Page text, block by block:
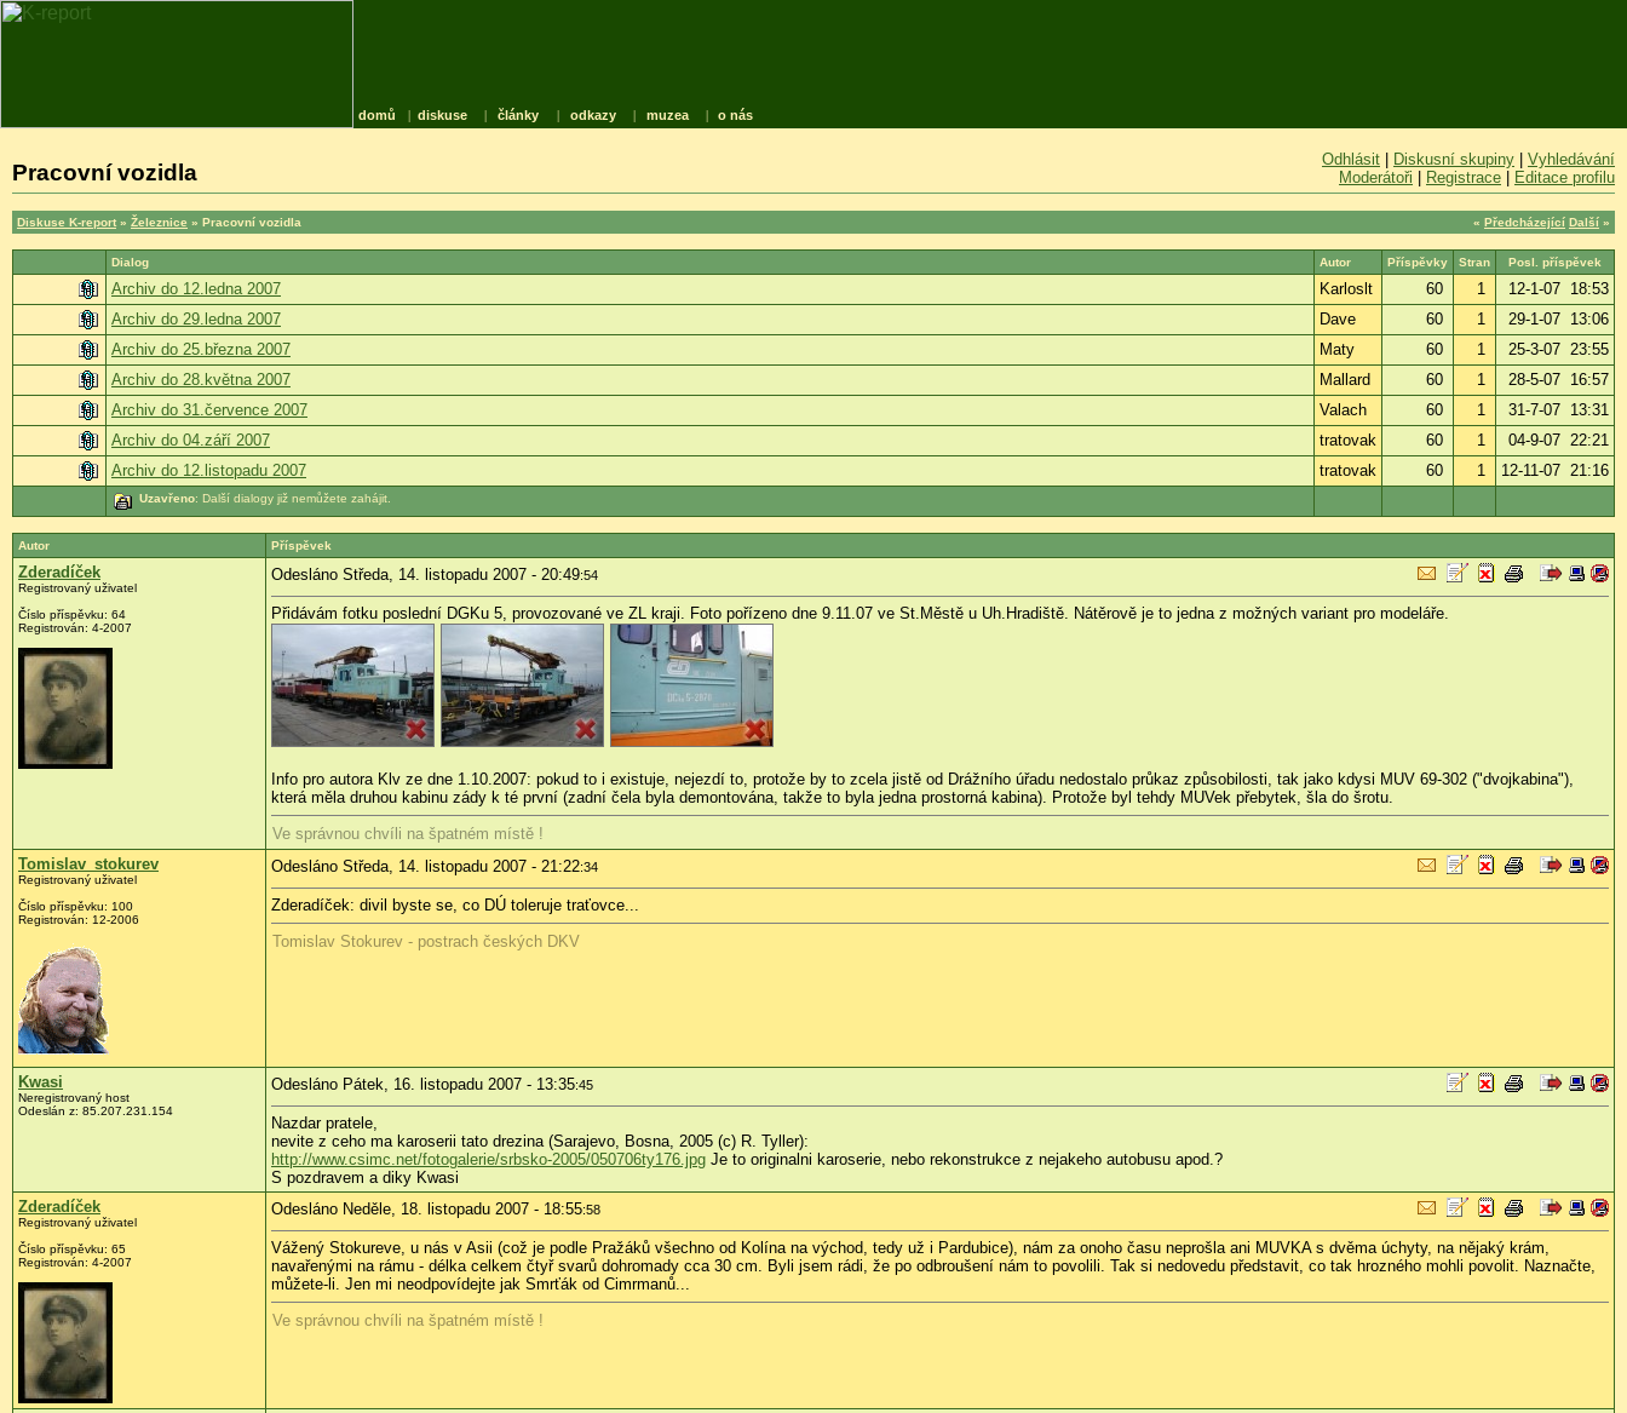
domů | diskuse | články | odkazy | muzea | o nás
Pracovní vozidla
Odhlásit Diskusní skupiny
Vyhledávání
Moderátoři
Registrace Editace profilu
Diskuse K-report » Železnice » Pracovní vozidla « Předcházející Další »
Dialog Autor Příspěvky Stran Posl. příspěvek
Archiv do 12.ledna 2007 Karloslt 60 1
12-1-07 18:53
Archiv do 29.ledna 2007
Dave 60 1
29-1-07 13:06
Archiv do 25.března 2007
Maty 60 1
25-3-07 23:55
Archiv do 28.května 2007
Mallard 60 1
28-5-07 16:57
Archiv do 31.července 2007
Valach 60 1
31-7-07 13:31
Archiv do 04.září 2007
tratovak 60 1
04-9-07 22:21
Archiv do 12.listopadu 2007
tratovak 60 1 12-11-07 21:16
Uzavřeno: Další dialogy již nemůžete zahájit.
Autor Příspěvek
Zderadíček
Registrovaný uživatel
Číslo příspěvku: 64
Registrován: 4-2007
Odesláno Středa, 14. listopadu 2007 - 20:49:54
Přidávám fotku poslední DGKu 5, provozované ve ZL kraji. Foto pořízeno dne 9.11.07 ve St.Městě u Uh.Hradiště. Nátěrově je to jedna z možných variant pro modeláře.
Info pro autora Klv ze dne 1.10.2007: pokud to i existuje, nejezdí to, protože by to zcela jistě od Drážního úřadu nedostalo průkaz způsobilosti, tak jako kdysi MUV 69-302 ("dvojkabina"),
která měla druhou kabinu zády k té první (zadní čela byla demontována, takže to byla jedna prostorná kabina). Protože byl tehdy MUVek přebytek, šla do šrotu.
Ve správnou chvíli na špatném místě !
Tomislav_stokurev
Registrovaný uživatel
Číslo příspěvku: 100
Registrován: 12-2006
Odesláno Středa, 14. listopadu 2007 - 21:22:34
Zderadíček: divil byste se, co DÚ toleruje traťovce...
Tomislav Stokurev - postrach českých DKV
Kwasi
Neregistrovaný host
Odeslán z: 85.207.231.154
Odesláno Pátek, 16. listopadu 2007 - 13:35:45
Nazdar pratele,
nevite z ceho ma karoserii tato drezina (Sarajevo, Bosna, 2005 (c) R. Tyller):
http://www.csimc.net/fotogalerie/srbsko-2005/050706ty176.jpg Je to originalni karoserie, nebo rekonstrukce z nejakeho autobusu apod.?
S pozdravem a diky Kwasi
Zderadíček
Registrovaný uživatel
Číslo příspěvku: 65
Registrován: 4-2007
Odesláno Neděle, 18. listopadu 2007 - 18:55:58
Vážený Stokureve, u nás v Asii (což je podle Pražáků všechno od Kolína na východ, tedy už i Pardubice), nám za onoho času neprošla ani MUVKA s dvěma úchyty, na nějaký krám,
navařenými na rámu - délka celkem čtyř svarů dohromady cca 30 cm. Byli jsem rádi, že po odbroušení nám to povolili. Tak si nedovedu představit, co tak hrozného mohli povolit. Naznačte,
můžete-li. Jen mi neodpovídejte jak Smrťák od Cimrmanů...
Ve správnou chvíli na špatném místě !